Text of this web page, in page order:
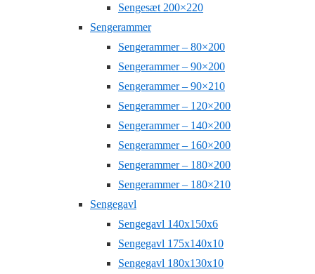
Sengesæt 200×220
Sengerammer
Sengerammer – 80×200
Sengerammer – 90×200
Sengerammer – 90×210
Sengerammer – 120×200
Sengerammer – 140×200
Sengerammer – 160×200
Sengerammer – 180×200
Sengerammer – 180×210
Sengegavl
Sengegavl 140x150x6
Sengegavl 175x140x10
Sengegavl 180x130x10